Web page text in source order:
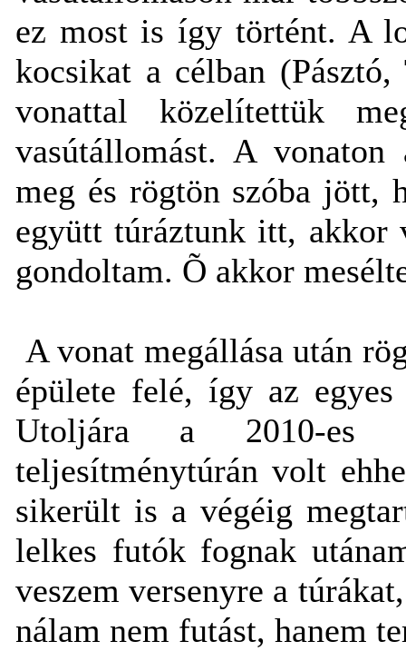
ez most is így történt. A
kocsikat a célban
vonattal közelítettük
vasútállomást. A
meg és rögtön szóba jött,
együtt túráztunk itt, akkor
gondoltam. Õ akkor
A vonat megállása után
épülete felé, így az
Utoljára a 2010-es
teljesítménytúrán volt
sikerült is a végéig
lelkes futók fognak
veszem versenyre a
nálam nem futást, hanem